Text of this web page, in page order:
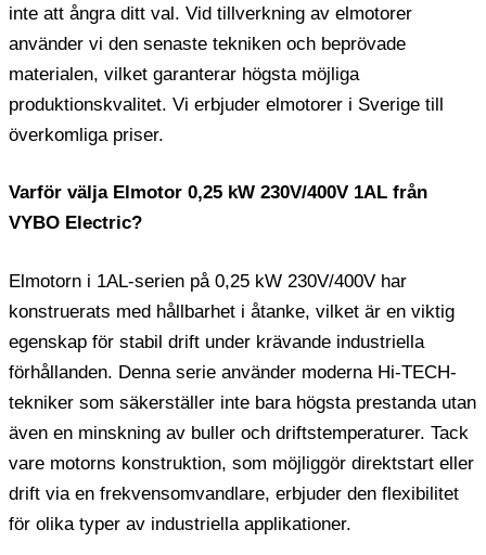
inte att ångra ditt val. Vid tillverkning av elmotorer
använder vi den senaste tekniken och beprövade
materialen, vilket garanterar högsta möjliga
produktionskvalitet. Vi erbjuder elmotorer i Sverige till
överkomliga priser.
Varför välja Elmotor 0,25 kW 230V/400V 1AL från
VYBO Electric?
Elmotorn i 1AL-serien på 0,25 kW 230V/400V har
konstruerats med hållbarhet i åtanke, vilket är en viktig
egenskap för stabil drift under krävande industriella
förhållanden. Denna serie använder moderna Hi-TECH-
tekniker som säkerställer inte bara högsta prestanda utan
även en minskning av buller och driftstemperaturer. Tack
vare motorns konstruktion, som möjliggör direktstart eller
drift via en frekvensomvandlare, erbjuder den flexibilitet
för olika typer av industriella applikationer.